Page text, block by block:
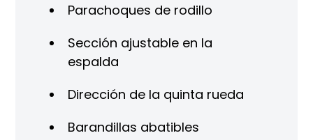
Parachoques de rodillo
Sección ajustable en la
espalda
Dirección de la quinta rueda
Barandillas abatibles